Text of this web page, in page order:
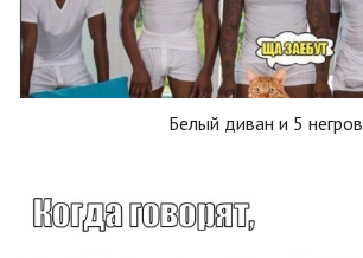
Белый диван и 5 негров